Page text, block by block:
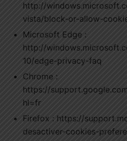
http://
vista/block-or-allow-
Microsoft Edge :
http://
10/edge-privacy-faq
Chrome :
https://
hl=fr
Firefox : https://
desactiver-cookies-